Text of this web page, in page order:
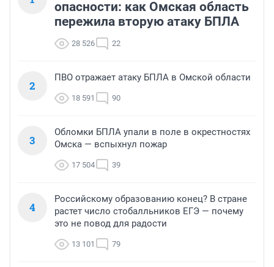
опасности: как Омская область
пережила вторую атаку БПЛА
28 526 22
2
ПВО отражает атаку БПЛА в Омской области
18 591 90
3
Обломки БПЛА упали в поле в окрестностях
Омска — вспыхнул пожар
17 504 39
4
Российскому образованию конец? В стране
растет число стобалльников ЕГЭ — почему
это не повод для радости
13 101 79